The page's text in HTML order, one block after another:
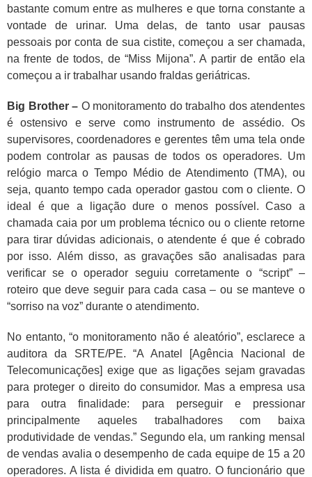
bastante comum entre as mulheres e que torna constante a
vontade de urinar. Uma delas, de tanto usar pausas
pessoais por conta de sua cistite, começou a ser chamada,
na frente de todos, de “Miss Mijona”. A partir de então ela
começou a ir trabalhar usando fraldas geriátricas.
Big Brother – O monitoramento do trabalho dos atendentes
é ostensivo e serve como instrumento de assédio. Os
supervisores, coordenadores e gerentes têm uma tela onde
podem controlar as pausas de todos os operadores. Um
relógio marca o Tempo Médio de Atendimento (TMA), ou
seja, quanto tempo cada operador gastou com o cliente. O
ideal é que a ligação dure o menos possível. Caso a
chamada caia por um problema técnico ou o cliente retorne
para tirar dúvidas adicionais, o atendente é que é cobrado
por isso. Além disso, as gravações são analisadas para
verificar se o operador seguiu corretamente o “script” –
roteiro que deve seguir para cada casa – ou se manteve o
“sorriso na voz” durante o atendimento.
No entanto, “o monitoramento não é aleatório”, esclarece a
auditora da SRTE/PE. “A Anatel [Agência Nacional de
Telecomunicações] exige que as ligações sejam gravadas
para proteger o direito do consumidor. Mas a empresa usa
para outra finalidade: para perseguir e pressionar
principalmente aqueles trabalhadores com baixa
produtividade de vendas.” Segundo ela, um ranking mensal
de vendas avalia o desempenho de cada equipe de 15 a 20
operadores. A lista é dividida em quatro. O funcionário que